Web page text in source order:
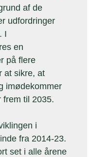
af de
udfordringer
I
en
på flere
at sikre, at
imødekommer
frem til 2035.
i
fra 2014-23.
set i alle årene